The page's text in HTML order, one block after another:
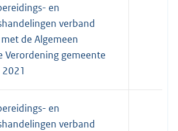
en
verband
de Algemeen
Verordening gemeente
en
verband